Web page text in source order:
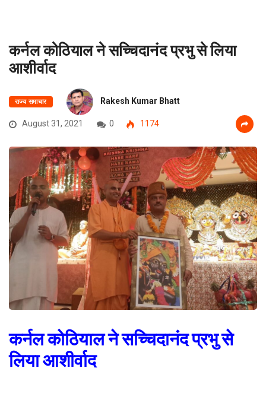
कर्नल कोठियाल ने सच्चिदानंद प्रभु से लिया
आशीर्वाद
राज्य समाचार Rakesh Kumar Bhatt
August 31, 2021 0 1174
कर्नल कोठियाल ने सच्चिदानंद प्रभु से
लिया आशीर्वाद